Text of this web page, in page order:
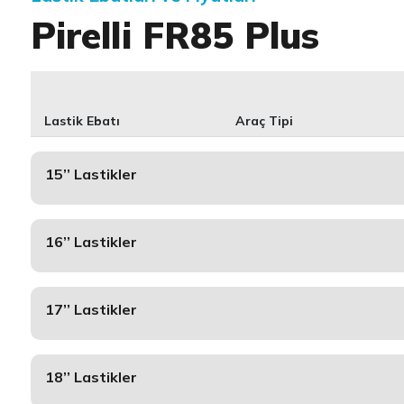
Pirelli FR85 Plus
Lastik Ebatı Araç Tipi
15’’ Lastikler
16’’ Lastikler
17’’ Lastikler
18’’ Lastikler